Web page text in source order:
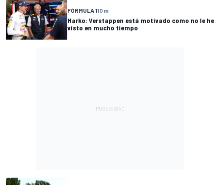
FÓRMULA 110 m
Marko: Verstappen está motivado como no le he
visto en mucho tiempo